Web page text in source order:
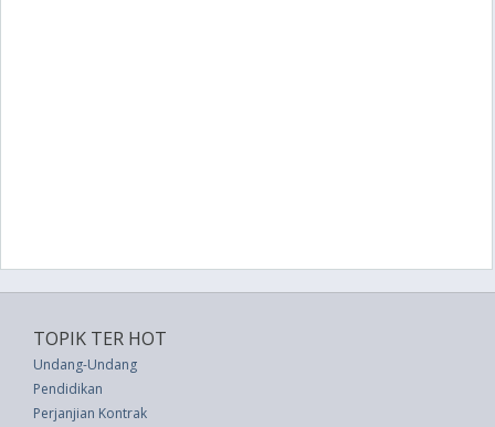
TOPIK TER HOT
Undang-Undang
Pendidikan
Perjanjian Kontrak